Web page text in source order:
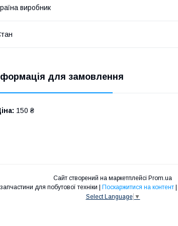
виробник
для замовлення
150 ₴
Сайт створений на маркетплейсі Prom.ua
SLSshop - запчастини для побутової техніки | Поскаржитися на контент |
Select Language ▼